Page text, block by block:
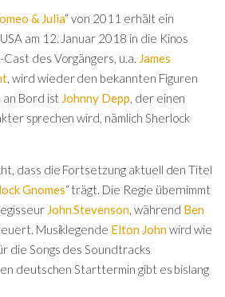
& Julia“ von 2011 erhält ein
am 12. Januar 2018 in die Kinos
des Vorgängers, u.a. James
, wird wieder den bekannten Figuren
an Bord ist Johnny Depp, der einen
sprechen wird, nämlich Sherlock
dass die Fortsetzung aktuell den Titel
Gnomes“ trägt. Die Regie übernimmt
John Stevenson, während Ben
Musiklegende Elton Johnwird wie
die Songs des Soundtracks
deutschen Starttermin gibt es bislang